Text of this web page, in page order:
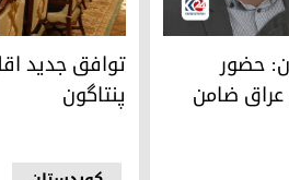
نیروهای ما در سوریە و عراق
حضور
ضامن
نشست مقامات
توافق جدید
پنتاگون